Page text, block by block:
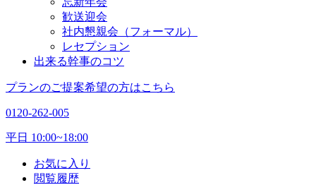
歓送迎会
社内懇親会（フォーマル）
レセプション
出来る幹事のコツ
プランのご提案希望の方はこちら
0120-262-005
平日 10:00~18:00
お気に入り
閲覧履歴